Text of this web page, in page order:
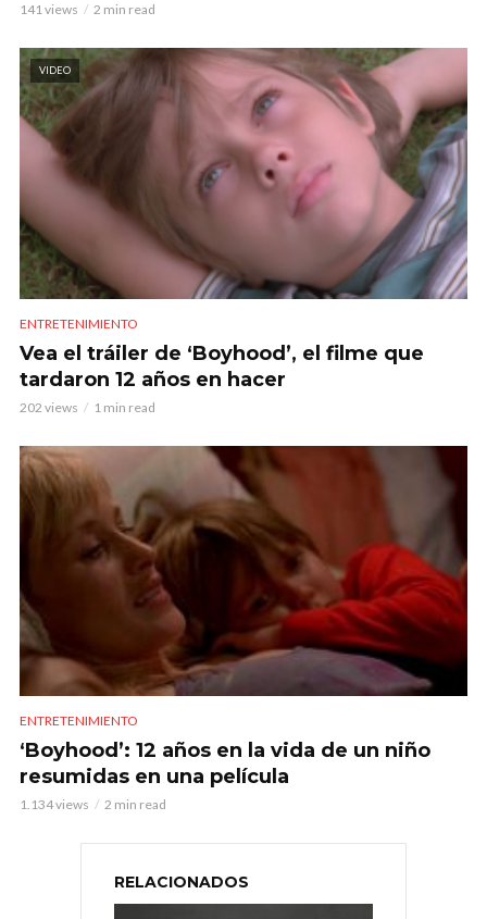
141 views 2 min read
VIDEO
ENTRETENIMIENTO
Vea el tráiler de ‘Boyhood’, el filme que
tardaron 12 años en hacer
202 views 1 min read
ENTRETENIMIENTO
‘Boyhood’: 12 años en la vida de un niño
resumidas en una película
1.134 views 2 min read
RELACIONADOS